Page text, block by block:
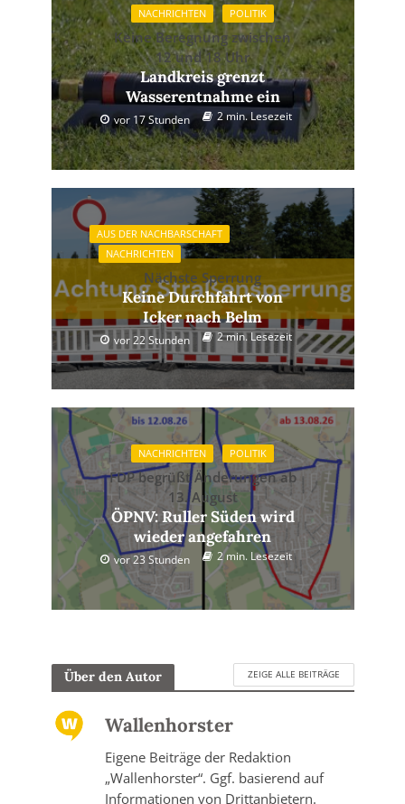
NACHRICHTEN POLITIK
Keine Beregnung zwischen
12 und 18 Uhr
Landkreis grenzt
Wasserentnahme ein
vor 17 Stunden 2 min. Lesezeit
AUS DER NACHBARSCHAFT
NACHRICHTEN
Nächste Sperrung
Keine Durchfahrt von
Icker nach Belm
vor 22 Stunden 2 min. Lesezeit
NACHRICHTEN POLITIK
FDP begrüßt Änderungen ab
13. August
ÖPNV: Ruller Süden wird
wieder angefahren
vor 23 Stunden 2 min. Lesezeit
Über den Autor ZEIGE ALLE BEITRÄGE
Wallenhorster
Eigene Beiträge der Redaktion
„Wallenhorster“. Ggf. basierend auf
Informationen von Drittanbietern.